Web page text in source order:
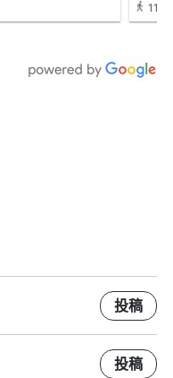
11
投稿
投稿